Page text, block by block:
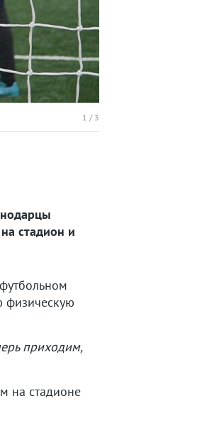
1 / 3
стадион и
физическую
приходим,
на стадионе